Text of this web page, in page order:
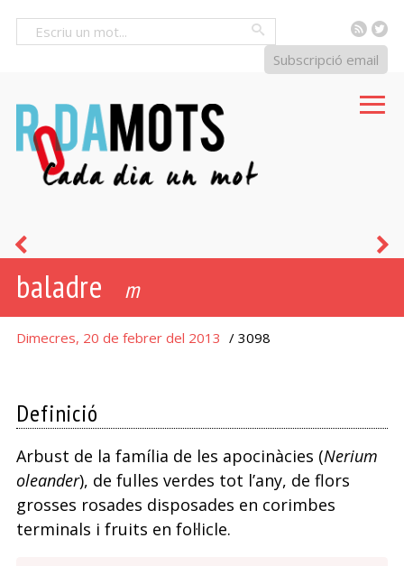
RSS
Subscripció email
baladre m
Dimecres, 20 de febrer del 2013 / 3098
Definició
Arbust de la família de les apocinàcies (Nerium
oleander), de fulles verdes tot l’any, de flors
grosses rosades disposades en corimbes
terminals i fruits en fol·licle.
caqui